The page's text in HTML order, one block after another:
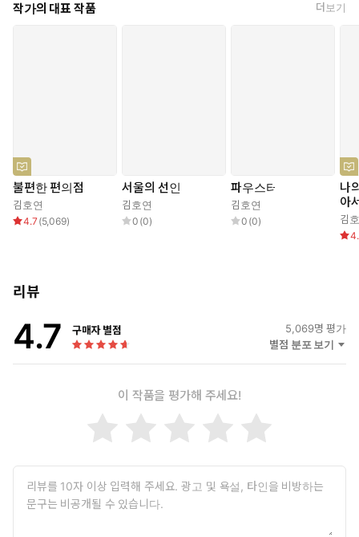
걸, 의외로 그는 일을 꽤 잘해낼 뿐 아니라 주변 사람들을 묘하게 사
야외 테이블에서 참참참(참깨라면, 참치김밥, 참이슬) 세트로 혼술
을 하며 하루의 스트레스를 푸는 회사원 경만, 마지막이라는 각오
로 청파동에 글을 쓰러 들어온 30대 희곡작가 인경, 호시탐탐 편
의점을 팔아치울 기회를 엿보는 염 여사의 아들 민식, 민식의 의뢰
를 받아 독고의 뒤를 캐는 사설탐정 곽이 그들이다. 제각기 녹록지
과 반전, 이해와 공감은 자주 폭소를 자아내고 어느 순간 울컥 눈
짝이 없는 곳이었다가 고단한 삶을 위로하고 웃음을 나누는 특별
한 공간이 된다.
작가의 대표 작품 더보기
불편한 편의점
김호연
4.7 (5,069)
서울의 선인
김호연
0 (0)
파우스터
김호연
0 (0)
나
아
김
리뷰
4.7 구매자 별점 5,069명 평가
별점 분포 보기
이 작품을 평가해 주세요!